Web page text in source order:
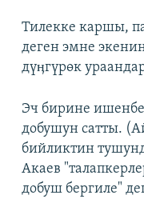
Тилекке каршы,
деген эмне
дүӊгүрөк
Эч бирине
добушун сатты.
бийликтин
Акаев
добуш бергиле"